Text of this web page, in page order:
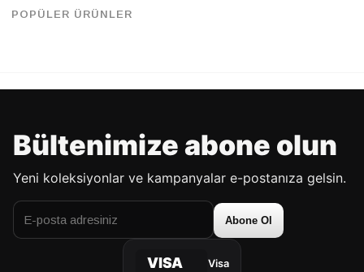
113.90 USD
157.90 USD
Bültenimize abone olun
Yeni koleksiyonlar ve kampanyalar e-postanıza gelsin.
Abone Ol
VISA Visa
POPÜLER ÜRÜNLER